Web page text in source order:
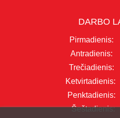
DARBO
Pirmadienis:
Antradienis:
Trečiadienis:
Ketvirtadienis:
Penktadienis:
Šeštadienis: